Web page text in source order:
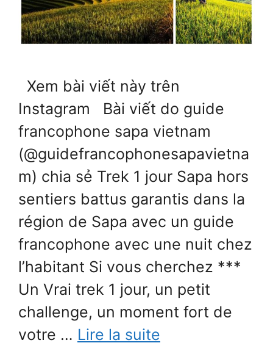
Xem bài viết này trên
Instagram Bài viết do guide
francophone sapa vietnam
(@guidefrancophonesapavietna
m) chia sẻ Trek 1 jour Sapa hors
sentiers battus garantis dans la
région de Sapa avec un guide
francophone avec une nuit chez
l’habitant Si vous cherchez ***
Un Vrai trek 1 jour, un petit
challenge, un moment fort de
votre … Lire la suite